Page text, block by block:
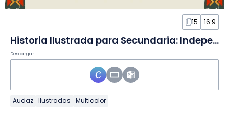
15 16:9
Historia Ilustrada para Secundaria: Independencia de México en Diapositivas
Descargar
Audaz Ilustradas Multicolor